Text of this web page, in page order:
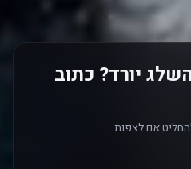
יורד? כתוב
אם לצפות.